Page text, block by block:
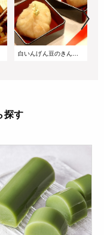
白いんげん豆のきんとん
探す